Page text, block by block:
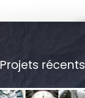
Projets récents